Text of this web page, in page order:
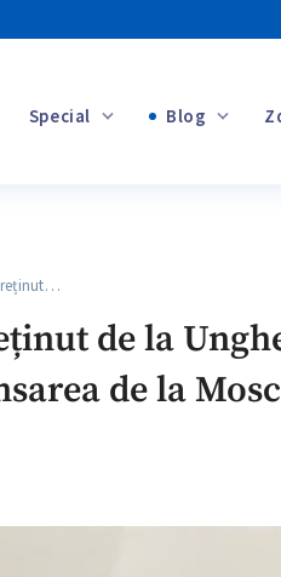
Special Blog
reținut…
de la
de la